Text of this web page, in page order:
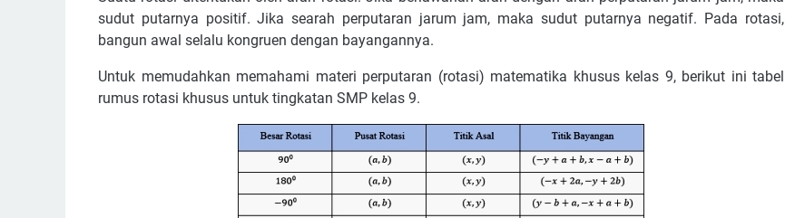
sudut putarnya positif. Jika searah perputaran jarum jam, maka sudut putarnya negatif. Pada rotasi,
bangun awal selalu kongruen dengan bayangannya.
Untuk memudahkan memahami materi perputaran (rotasi) matematika khusus kelas 9, berikut ini tabel
rumus rotasi khusus untuk tingkatan SMP kelas 9.